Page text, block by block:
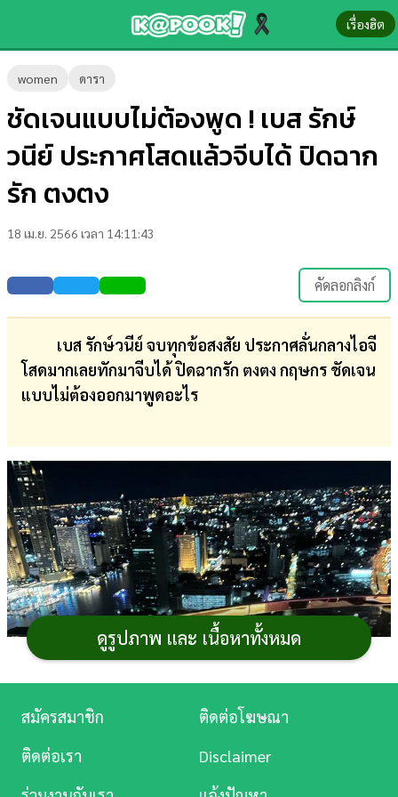
เรื่องฮิต
women ดารา
ชัดเจนแบบไม่ต้องพูด ! เบส รักษ์
วนีย์ ประกาศโสดแล้วจีบได้ ปิดฉาก
รัก ตงตง
18 เม.ย. 2566 เวลา 14:11:43
คัดลอกลิงก์
เบส รักษ์วนีย์ จบทุกข้อสงสัย ประกาศลั่นกลางไอจี
โสดมากเลยทักมาจีบได้ ปิดฉากรัก ตงตง กฤษกร ชัดเจน
แบบไม่ต้องออกมาพูดอะไร
ดูรูปภาพ และ เนื้อหาทั้งหมด
ข่าว-
ความ
รู้
บันเทิง
ตรวจ
หวย
บอล
สด
การ
ศึกษา
บันเทิง
ดู
หนัง
สมัครสมาชิก
ติดต่อโฆษณา
ติดต่อเรา
Disclaimer